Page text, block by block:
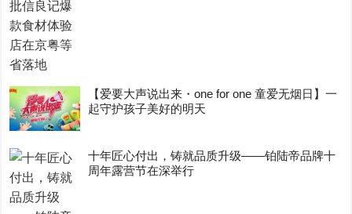
【爱要大声说出来・one for one 童爱无烟日】一
起守护孩子美好的明天
十年匠心付出，铸就品质升级——铂陆帝品牌十
周年露营节在深举行